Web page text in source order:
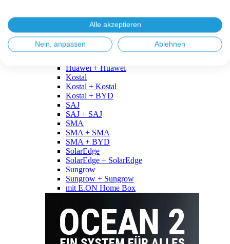
Fronius + BYD
GoodWe
GoodWe + GoodWe
GoodWe + BYD
Huawei + Huawei
Kostal
Kostal + Kostal
Kostal + BYD
SAJ
SAJ + SAJ
SMA
SMA + SMA
SMA + BYD
SolarEdge
SolarEdge + SolarEdge
Sungrow
Sungrow + Sungrow
mit E.ON Home Box
Alle akzeptieren
Nein, anpassen Ablehnen